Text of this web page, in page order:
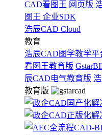
CAD看图王 网页版
图王 企业SDK
浩辰CAD Cloud
教育
浩辰CAD图学教学平
看图王教育版
辰CAD电气教育版
教育版